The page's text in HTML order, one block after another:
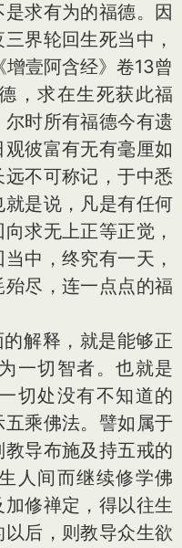
求有为的福德。因
界轮回生死当中，
壹阿含经》卷13曾
，求在生死获此福
时所有福德今有遗
彼富有无有毫厘如
不可称记，于中悉
是说，凡是有任何
求无上正等正觉，
中，终究有一天，
尽，连一点点的福
解释，就是能够正
一切智者。也就是
切处没有不知道的
乘佛法。譬如属于
导布施及持五戒的
人间而继续修学佛
修禅定，得以往生
后，则教导众生欲